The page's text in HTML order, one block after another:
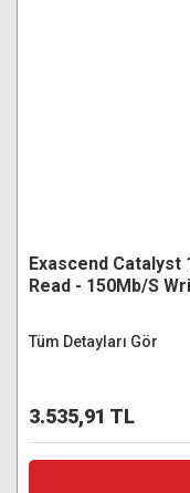
Exascend Catalyst
Read - 150Mb/S
Tüm Detayları Gör
3.535,91 TL